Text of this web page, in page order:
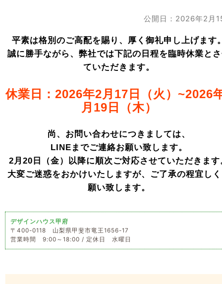
公開日：2026年2月
平素は格別のご高配を賜り、厚く御礼申し上げます
誠に勝手ながら、弊社では下記の日程を臨時休業と
ていただきます。
休業日：2026年2月17日（火）~2026
月19日（木）
尚、お問い合わせにつきましては、
LINEまでご連絡お願い致します。
2月20日（金）以降に順次ご対応させていただきます
大変ご迷惑をおかけいたしますが、ご了承の程宜し
願い致します。
デザインハウス甲府
〒400-0118 山梨県甲斐市竜王1656-17
営業時間 9:00～18:00 / 定休日 水曜日